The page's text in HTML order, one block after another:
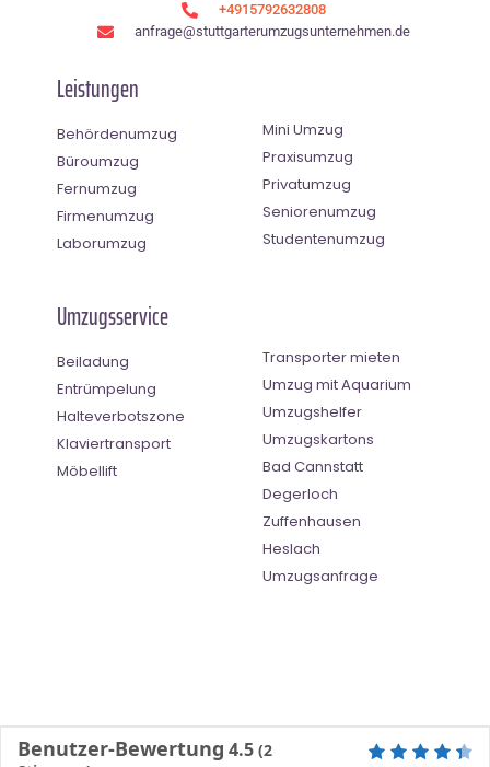
+4915792632808
anfrage@stuttgarterumzugsunternehmen.de
Leistungen
Behördenumzug
Büroumzug
Fernumzug
Firmenumzug
Laborumzug
Mini Umzug
Praxisumzug
Privatumzug
Seniorenumzug
Studentenumzug
Umzugsservice
Beiladung
Entrümpelung
Halteverbotszone
Klaviertransport
Möbellift
Transporter mieten
Umzug mit Aquarium
Umzugshelfer
Umzugskartons
Bad Cannstatt
Degerloch
Zuffenhausen
Heslach
Umzugsanfrage
Benutzer-Bewertung 4.5 (2